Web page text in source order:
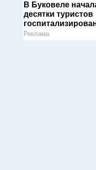
В Буковеле
десятки туристов
Реклама